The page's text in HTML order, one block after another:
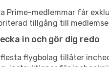
Prime-medlemmar får
tillgång till
in och gör dig redo
flesta flygbolag tillåter